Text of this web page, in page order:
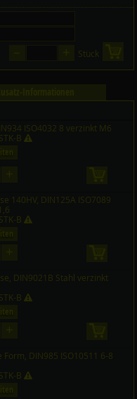
Stück
ISO4032 8 verzinkt M6
B
140HV, DIN125A ISO7089
B
DIN9021B Stahl verzinkt
B
DIN985 ISO10511 6-8
B